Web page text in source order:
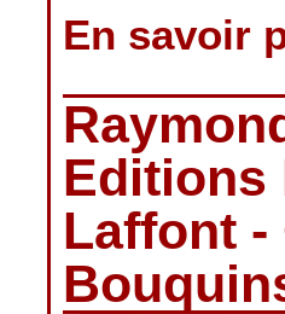
En savoir
Editions
Laffont